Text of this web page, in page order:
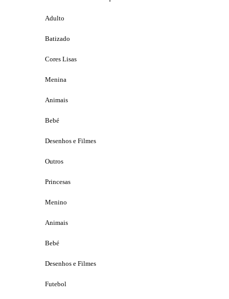
Adulto
Batizado
Cores Lisas
Menina
Animais
Bebé
Desenhos e Filmes
Outros
Princesas
Menino
Animais
Bebé
Desenhos e Filmes
Futebol